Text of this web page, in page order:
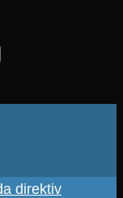
direktiv